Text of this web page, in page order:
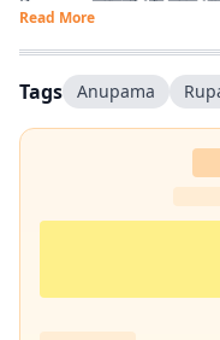
जानकारी आसानी से मिले और
Read More
Tags Anupama